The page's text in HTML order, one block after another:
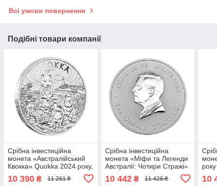
Всі умови повернення
Подібні товари компанії
Срібна інвестиційна
монета «Австралійський
Квокка» Quokka 2024 року,
1 унція (31.1 г) 999 проби
10 390 ₴ 11 261 ₴
Срібна інвестиційна
монета «Міфи та Легенди
Австралії: Чотири Стражі»
999 проби
10 442₴ 11 426 ₴ 10